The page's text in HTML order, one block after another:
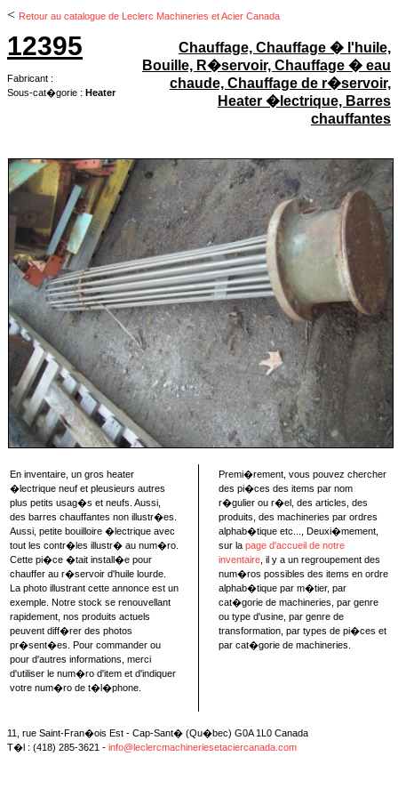
< Retour au catalogue de Leclerc Machineries et Acier Canada
12395
Fabricant :
Sous-cat�gorie : Heater
Chauffage, Chauffage � l'huile,
Bouille, R�servoir, Chauffage � eau
chaude, Chauffage de r�servoir,
Heater �lectrique, Barres
chauffantes
En inventaire, un gros heater
�lectrique neuf et pleusieurs autres
plus petits usag�s et neufs. Aussi,
des barres chauffantes non illustr�es.
Aussi, petite bouilloire �lectrique avec
tout les contr�les illustr� au num�ro.
Cette pi�ce �tait install�e pour
chauffer au r�servoir d'huile lourde.
La photo illustrant cette annonce est un
exemple. Notre stock se renouvellant
rapidement, nos produits actuels
peuvent diff�rer des photos
pr�sent�es. Pour commander ou
pour d'autres informations, merci
d'utiliser le num�ro d'item et d'indiquer
votre num�ro de t�l�phone.
Premi�rement, vous pouvez chercher
des pi�ces des items par nom
r�gulier ou r�el, des articles, des
produits, des machineries par ordres
alphab�tique etc..., Deuxi�mement,
sur la page d'accueil de notre
inventaire , il y a un regroupement des
num�ros possibles des items en ordre
alphab�tique par m�tier, par
cat�gorie de machineries, par genre
ou type d'usine, par genre de
transformation, par types de pi�ces et
par cat�gorie de machineries.
11, rue Saint-Fran�ois Est - Cap-Sant� (Qu�bec) G0A 1L0 Canada
T�l : (418) 285-3621 - info@leclercmachineriesetaciercanada.com